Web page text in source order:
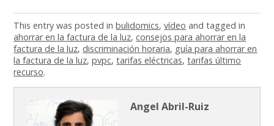
This entry was posted inbulidomics,vídeo and tagged in
ahorrar en la factura de la luz,consejos para ahorrar en la
factura de la luz, discriminación horaria, guía para ahorrar en
la factura de la luz,pvpc,tarifas eléctricas,tarifas último
recurso.
Angel Abril-Ruiz